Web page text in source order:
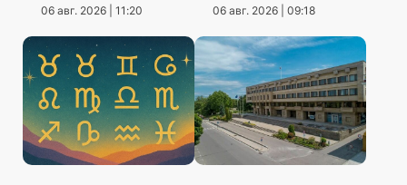
06 авг. 2026 | 11:20 06 авг. 2026 | 09:18